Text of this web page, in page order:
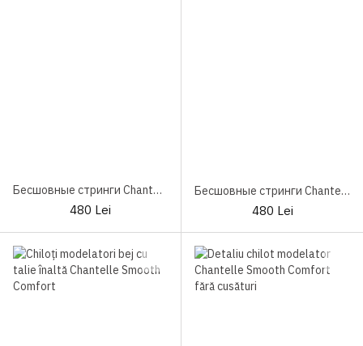
Бесшовные стринги Chantelle Soft Stretch C26490
480 Lei
Бесшовные стринги Chantelle Soft Stretch C26490 Black
480 Lei